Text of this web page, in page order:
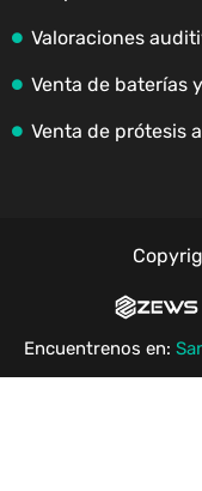
Valoraciones
Venta de baterías
Venta de prótesis
|
Encuentrenos en: